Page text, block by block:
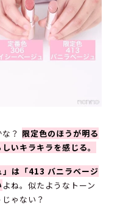
？ 限定色のほうが明る
いキラキラを感じる。
」は「413 バニラベージ
よね。似たようなトーン
ゃない？